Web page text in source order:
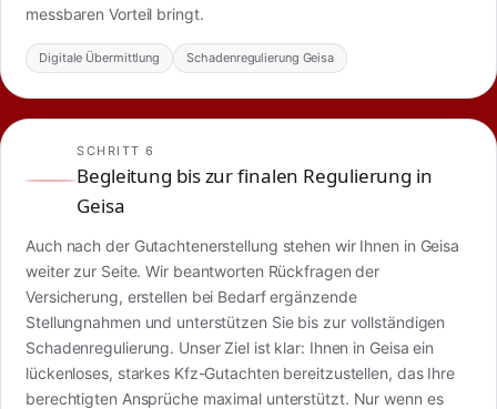
messbaren Vorteil bringt.
Digitale Übermittlung Schadenregulierung Geisa
SCHRITT 6
Begleitung bis zur finalen Regulierung in
Geisa
Auch nach der Gutachtenerstellung stehen wir Ihnen in Geisa
weiter zur Seite. Wir beantworten Rückfragen der
Versicherung, erstellen bei Bedarf ergänzende
Stellungnahmen und unterstützen Sie bis zur vollständigen
Schadenregulierung. Unser Ziel ist klar: Ihnen in Geisa ein
lückenloses, starkes Kfz-Gutachten bereitzustellen, das Ihre
berechtigten Ansprüche maximal unterstützt. Nur wenn es